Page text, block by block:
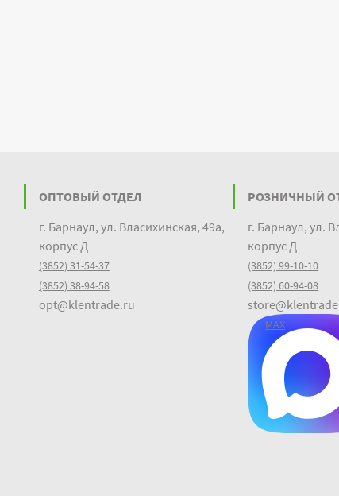
ОПТОВЫЙ ОТДЕЛ
г. Барнаул, ул. Власихинская, 49а,
корпус Д
(3852) 31-54-37
(3852) 38-94-58
opt@klentrade.ru
РОЗНИЧНЫЙ
г. Барнаул, ул.
корпус Д
(3852) 99-10-10
(3852) 60-94-08
MAX